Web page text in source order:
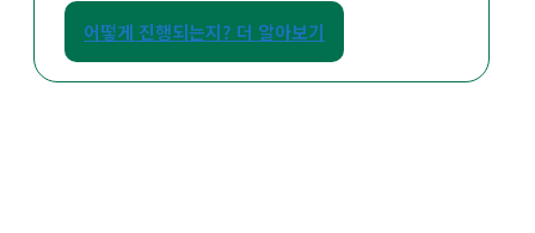
어떻게 진행되는지? 더 알아보기